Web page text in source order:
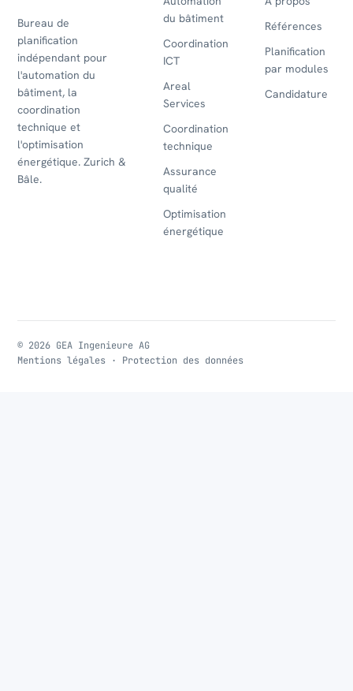
Bureau de
planification
indépendant pour
l'automation du
bâtiment, la
coordination
technique et
l'optimisation
énergétique. Zurich &
Bâle.
du bâtiment
Coordination
ICT
Areal
Services
Coordination
technique
Assurance
qualité
Optimisation
énergétique
Références
Planification
par modules
Candidature
© 2026 GEA Ingenieure AG
Mentions légales · Protection des données